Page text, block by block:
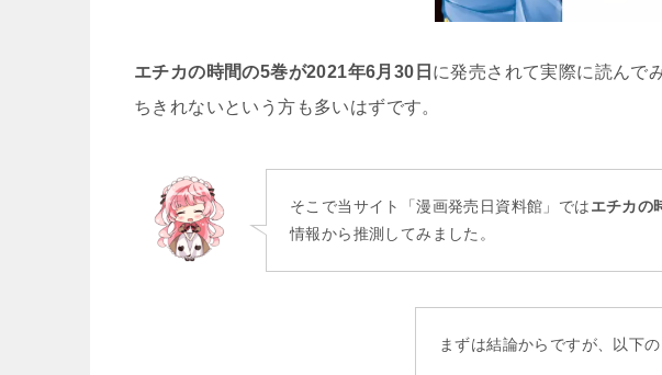
エチカの時間の5巻が2021年6月30日 に発売されて実際に読んで
ちきれないという方も多いはずです。
そこで当サイト「漫画発売日資料館」ではエチカの
情報から推測してみました。
まずは結論からですが、以下